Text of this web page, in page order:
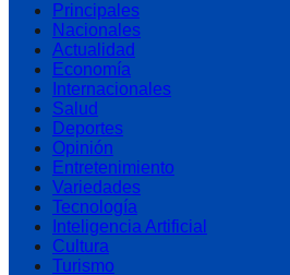
Principales
Nacionales
Actualidad
Economía
Internacionales
Salud
Deportes
Opinión
Entretenimiento
Variedades
Tecnología
Inteligencia Artificial
Cultura
Turismo